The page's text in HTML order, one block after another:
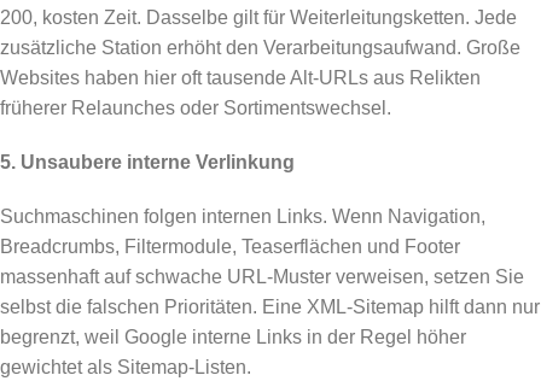
200, kosten Zeit. Dasselbe gilt für Weiterleitungsketten. Jede
zusätzliche Station erhöht den Verarbeitungsaufwand. Große
Websites haben hier oft tausende Alt-URLs aus Relikten
früherer Relaunches oder Sortimentswechsel.
5. Unsaubere interne Verlinkung
Suchmaschinen folgen internen Links. Wenn Navigation,
Breadcrumbs, Filtermodule, Teaserflächen und Footer
massenhaft auf schwache URL-Muster verweisen, setzen Sie
selbst die falschen Prioritäten. Eine XML-Sitemap hilft dann nur
begrenzt, weil Google interne Links in der Regel höher
gewichtet als Sitemap-Listen.